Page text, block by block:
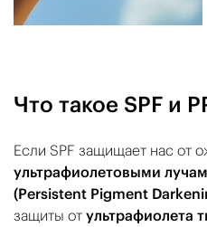
Что такое SPF и
Если SPF защищает нас от
ультрафиолетовыми
(Persistent Pigment
защиты от ультрафиолета